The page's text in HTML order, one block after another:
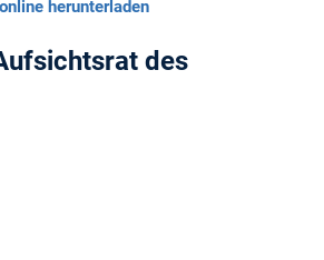
herunterladen
des